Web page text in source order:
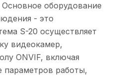
оборудование
- это
S-20 осуществляет
видеокамер,
ONVIF, включая
параметров работы,